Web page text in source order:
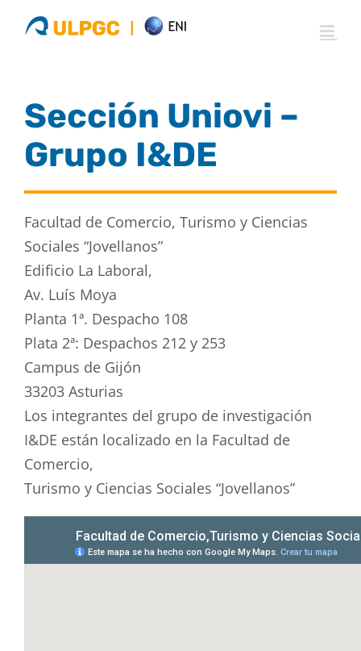
Saltar
Sección Uniovi –
Grupo I&DE
Facultad de Comercio, Turismo y Ciencias
Sociales “Jovellanos”
Edificio La Laboral,
Av. Luís Moya
Planta 1ª. Despacho 108
Plata 2ª: Despachos 212 y 253
Campus de Gijón
33203 Asturias
Los integrantes del grupo de investigación
I&DE están localizado en la Facultad de
Comercio,
Turismo y Ciencias Sociales “Jovellanos”